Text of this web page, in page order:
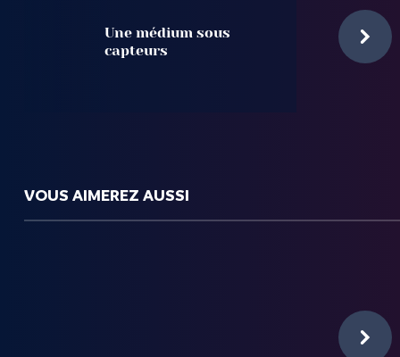
Une médium sous
capteurs
VOUS AIMEREZ AUSSI